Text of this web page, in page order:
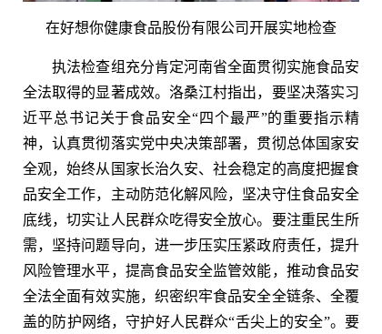
在好想你健康食品股份有限公司开展实地检查
执法检查组充分肯定河南省全面贯彻实施食品安
全法取得的显著成效。洛桑江村指出，要坚决落实习
近平总书记关于食品安全“四个最严”的重要指示精
神，认真贯彻落实党中央决策部署，贯彻总体国家安
全观，始终从国家长治久安、社会稳定的高度把握食
品安全工作，主动防范化解风险，坚决守住食品安全
底线，切实让人民群众吃得安全放心。要注重民生所
需，坚持问题导向，进一步压实压紧政府责任，提升
风险管理水平，提高食品安全监管效能，推动食品安
全法全面有效实施，织密织牢食品安全全链条、全覆
盖的防护网络，守护好人民群众“舌尖上的安全”。要